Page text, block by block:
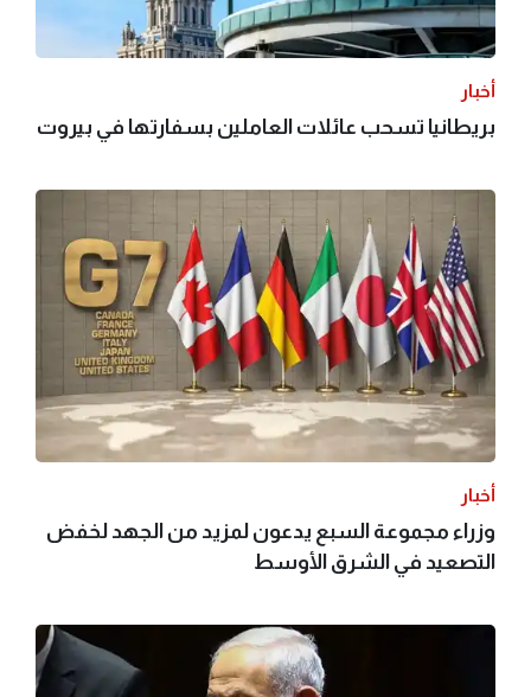
أخبار
بريطانيا تسحب عائلات العاملين بسفارتها في بيروت
أخبار
وزراء مجموعة السبع يدعون لمزيد من الجهد لخفض
التصعيد في الشرق الأوسط